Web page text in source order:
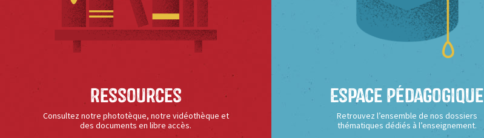
Ressources
Consultez notre phototèque, notre vidéothèque et
des documents en libre accès.
Espace Pédagogique
Retrouvez l’ensemble de nos dossiers
thématiques dédiés à l’enseignement.